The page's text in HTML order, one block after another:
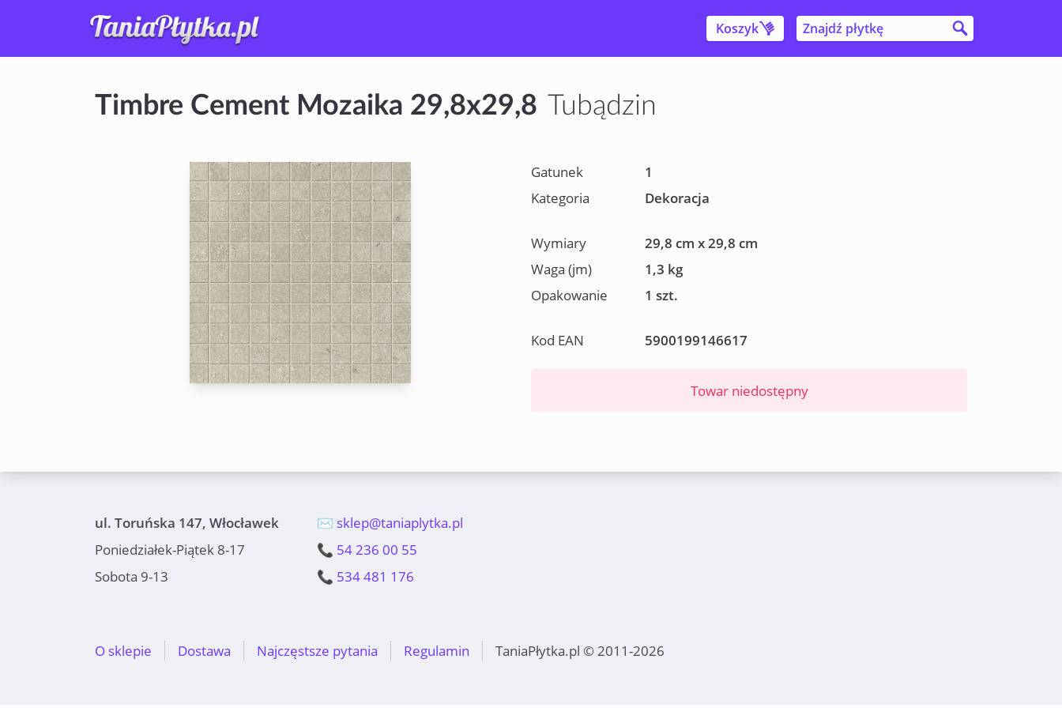
Koszyk
Timbre Cement Mozaika 29,8x29,8 Tubądzin
Gatunek
1
Kategoria
Dekoracja
Wymiary
29,8 cm x 29,8 cm
Waga (jm)
1,3 kg
Opakowanie
1 szt.
Kod EAN 5900199146617
Towar niedostępny
ul. Toruńska 147, Włocławek
Poniedziałek-Piątek 8-17
Sobota 9-13
✉️ sklep@taniaplytka.pl
📞 54 236 00 55
📞 534 481 176
O sklepie Dostawa Najczęstsze pytania Regulamin TaniaPłytka.pl © 2011-2026